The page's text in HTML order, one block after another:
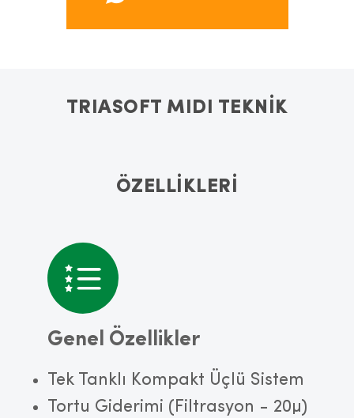
TRIASOFT MIDI TEKNİK
ÖZELLİKLERİ
Genel Özellikler
Tek Tanklı Kompakt Üçlü Sistem
Tortu Giderimi (Filtrasyon - 20µ)